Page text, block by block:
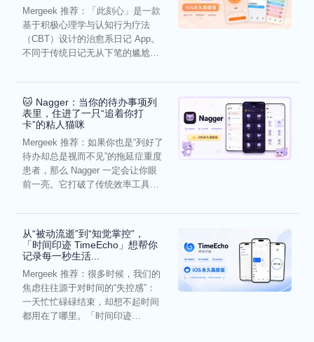
Mergeek 推荐：「此刻心」是一款
基于积极心理学与认知行为疗法
（CBT）设计的治愈系日记 App。
不同于传统日记无从下笔的尴尬，
🐱 Nagger：当你的待办事项列
表里，住进了一只“追着你打
卡”的粘人猫咪
Mergeek 推荐：如果你也是“列好了
待办却总是视而不见”的拖延症重度
患者，那么 Nagger 一定会让你眼
前一亮。它打破了传统效率工具冰
从“被动流逝”到“知觉掌控”，
「时间印迹 TimeEcho」想帮你
记录每一秒生活...
Mergeek 推荐：很多时候，我们的
焦虑往往源于对时间的“失控感”：
一天忙忙碌碌结束，却想不起时间
都用在了哪里。「时间印迹